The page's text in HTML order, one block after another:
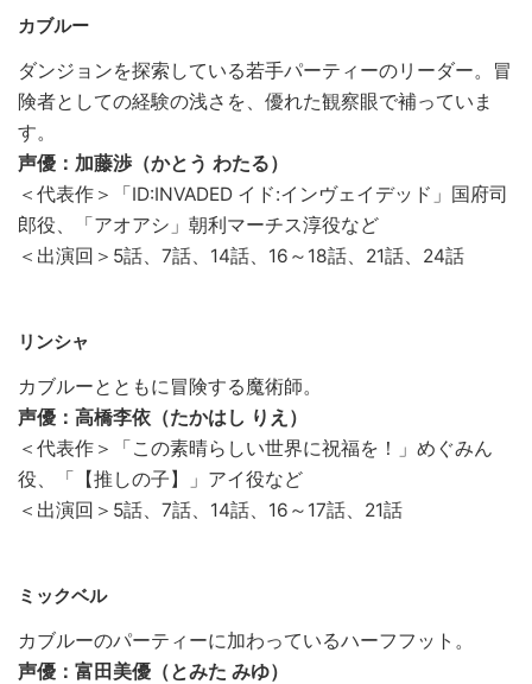
カブルー
ダンジョンを探索している若手パーティーのリーダー。冒
険者としての経験の浅さを、優れた観察眼で補っていま
す。
声優：加藤渉（かとう わたる）
＜代表作＞「ID:INVADED イド:インヴェイデッド」国府司
郎役、「アオアシ」朝利マーチス淳役など
＜出演回＞5話、7話、14話、16～18話、21話、24話
リンシャ
カブルーとともに冒険する魔術師。
声優：高橋李依（たかはし りえ）
＜代表作＞「この素晴らしい世界に祝福を！」めぐみん
役、「【推しの子】」アイ役など
＜出演回＞5話、7話、14話、16～17話、21話
ミックベル
カブルーのパーティーに加わっているハーフフット。
声優：富田美優（とみた みゆ）